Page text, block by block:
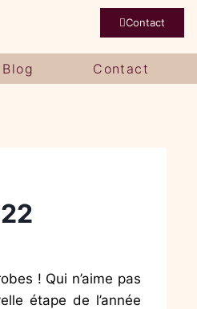
Contact
Contact
! Qui n’aime pas
étape de l’année